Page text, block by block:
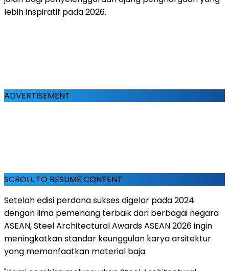
lebih inspiratif pada 2026.
ADVERTISEMENT
SCROLL TO RESUME CONTENT
Setelah edisi perdana sukses digelar pada 2024
dengan lima pemenang terbaik dari berbagai negara
ASEAN, Steel Architectural Awards ASEAN 2026 ingin
meningkatkan standar keunggulan karya arsitektur
yang memanfaatkan material baja.